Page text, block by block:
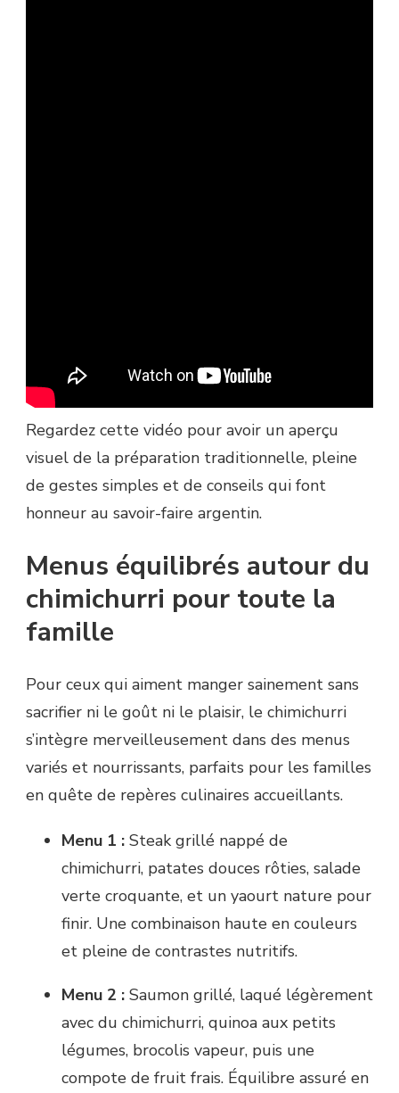
Regardez cette vidéo pour avoir un aperçu
visuel de la préparation traditionnelle, pleine
de gestes simples et de conseils qui font
honneur au savoir-faire argentin.
Menus équilibrés autour du
chimichurri pour toute la
famille
Pour ceux qui aiment manger sainement sans
sacrifier ni le goût ni le plaisir, le chimichurri
s’intègre merveilleusement dans des menus
variés et nourrissants, parfaits pour les familles
en quête de repères culinaires accueillants.
Menu 1 : Steak grillé nappé de
chimichurri, patates douces rôties, salade
verte croquante, et un yaourt nature pour
finir. Une combinaison haute en couleurs
et pleine de contrastes nutritifs.
Menu 2 : Saumon grillé, laqué légèrement
avec du chimichurri, quinoa aux petits
légumes, brocolis vapeur, puis une
compote de fruit frais. Équilibre assuré en